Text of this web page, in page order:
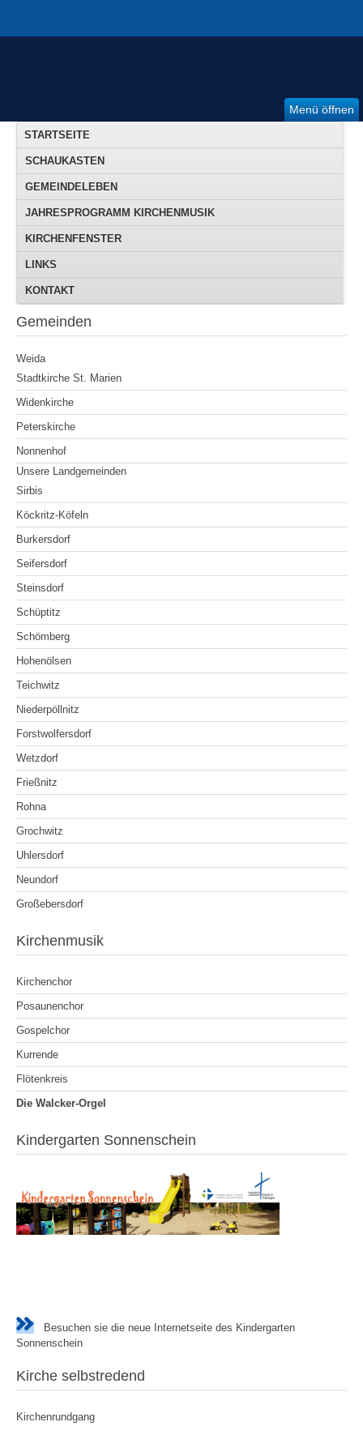
Menü öffnen
STARTSEITE
SCHAUKASTEN
GEMEINDELEBEN
JAHRESPROGRAMM KIRCHENMUSIK
KIRCHENFENSTER
LINKS
KONTAKT
Gemeinden
Weida
Stadtkirche St. Marien
Widenkirche
Peterskirche
Nonnenhof
Unsere Landgemeinden
Sirbis
Köckritz-Köfeln
Burkersdorf
Seifersdorf
Steinsdorf
Schüptitz
Schömberg
Hohenölsen
Teichwitz
Niederpöllnitz
Forstwolfersdorf
Wetzdorf
Frießnitz
Rohna
Grochwitz
Uhlersdorf
Neundorf
Großebersdorf
Kirchenmusik
Kirchenchor
Posaunenchor
Gospelchor
Kurrende
Flötenkreis
Die Walcker-Orgel
Kindergarten Sonnenschein
Besuchen sie die neue Internetseite des Kindergarten
Sonnenschein
Kirche selbstredend
Kirchenrundgang